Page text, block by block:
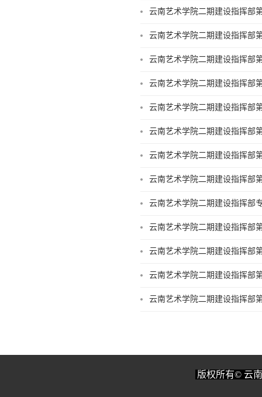
云南艺术学院二期建设指挥部
云南艺术学院二期建设指挥部
云南艺术学院二期建设指挥部
云南艺术学院二期建设指挥部
云南艺术学院二期建设指挥部
云南艺术学院二期建设指挥部
云南艺术学院二期建设指挥部
云南艺术学院二期建设指挥部
云南艺术学院二期建设指挥部
云南艺术学院二期建设指挥部
云南艺术学院二期建设指挥部
云南艺术学院二期建设指挥部
云南艺术学院二期建设指挥部
版权所有© 云